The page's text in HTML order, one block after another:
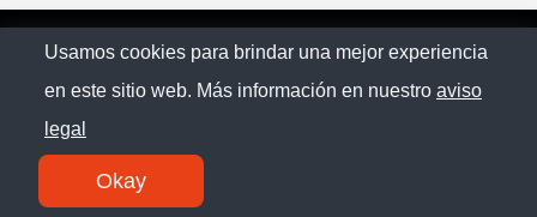
© Chilopina 2026
Política de privacidad
Usamos cookies para brindar una mejor experiencia
en este sitio web. Más información en nuestro aviso
legal
Okay